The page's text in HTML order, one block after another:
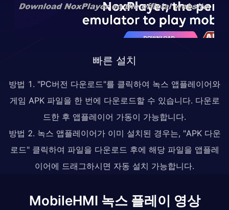
빠른 설치
방법 1. "PC버전 다운로드"를 클릭하여 녹스 앱플레이어와
게임 APK 파일을 한 번에 다운로드할 수 있습니다. 다운로
드한 후 앱플레이어 가동이 가능합니다.
방법 2. 녹스 앱플레이어가 이미 설치된 경우는, "APK 다운
로드" 클릭하여 파일을 다운로드 후에 해당 파일을 앱플레
이어에 드래그하시면 자동 설치 가능합니다.
MobileHMI 녹스 플레이 영상